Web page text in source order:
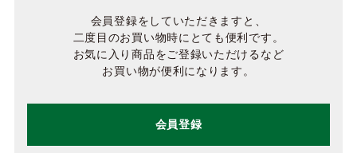
会員登録をしていただきますと、
二度目のお買い物時にとても便利です。
お気に入り商品をご登録いただけるなど
お買い物が便利になります。
会員登録